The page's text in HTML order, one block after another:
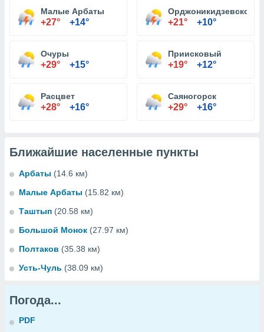
Малые Арбаты
+27° +14°
Орджоникидзевское
+21° +10°
Очуры
+29° +15°
Приисковый
+19° +12°
Расцвет
+28° +16°
Саяногорск
+29° +16°
Ближайшие населенные пункты
Арбаты (14.6 км)
Малые Арбаты (15.82 км)
Таштып (20.58 км)
Большой Монок (27.97 км)
Полтаков (35.38 км)
Усть-Чуль (38.09 км)
Погода...
PDF